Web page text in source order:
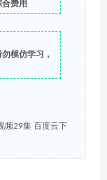
费用
模仿学习，
频29集 百度云下